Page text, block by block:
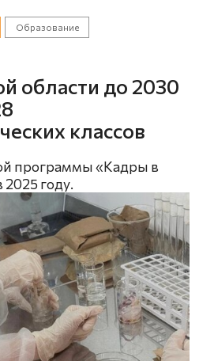
Образование
области до 2030
классов
программы «Кадры в
году.